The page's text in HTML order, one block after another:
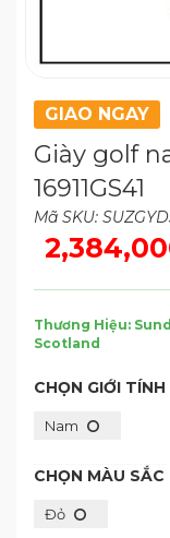
GIAO NGAY
Giày golf
16911GS41
Mã SKU:
Thương Hiệu:
Scotland
CHỌN GIỚI TÍNH
Nam
CHỌN MÀU SẮC
Đỏ